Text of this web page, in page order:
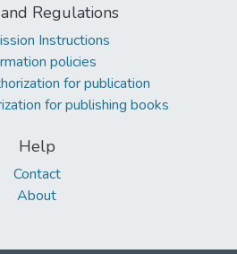
Regulations
Instructions
policies
for publication
for publishing books
Help
Contact
About